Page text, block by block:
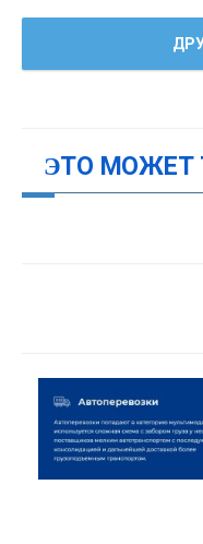
ЭТО